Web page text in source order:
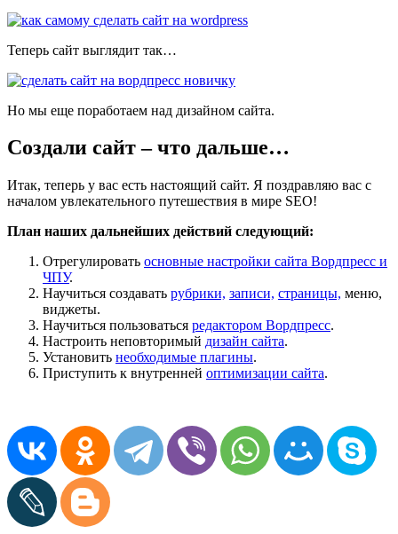
Теперь сайт выглядит так…
Но мы еще поработаем над дизайном сайта.
Создали сайт – что дальше…
Итак, теперь у вас есть настоящий сайт. Я поздравляю вас с
началом увлекательного путешествия в мире SEO!
План наших дальнейших действий следующий:
Отрегулировать основные настройки сайта Вордпресс и
ЧПУ.
Научиться создавать рубрики, записи, страницы, меню,
виджеты.
Научиться пользоваться редактором Вордпресс.
Настроить неповторимый дизайн сайта.
Установить необходимые плагины.
Приступить к внутренней оптимизации сайта.